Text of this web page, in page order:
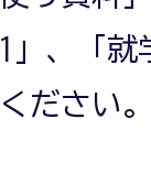
」、「就
ださい